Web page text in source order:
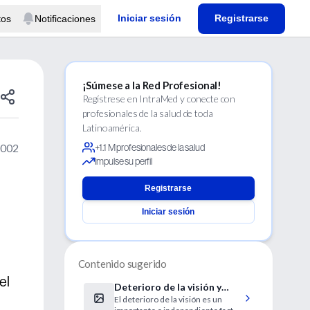
Notificaciones Iniciar sesión Registrarse
¡Súmese a la Red Profesional!
Regístrese en IntraMed y conecte con
profesionales de la salud de toda
Latinoamérica.
+1.1 M profesionales de la salud
Impulse su perfil
Registrarse
Iniciar sesión
Contenido sugerido
Deterioro de la visión y
caídas
El deterioro de la visión es un